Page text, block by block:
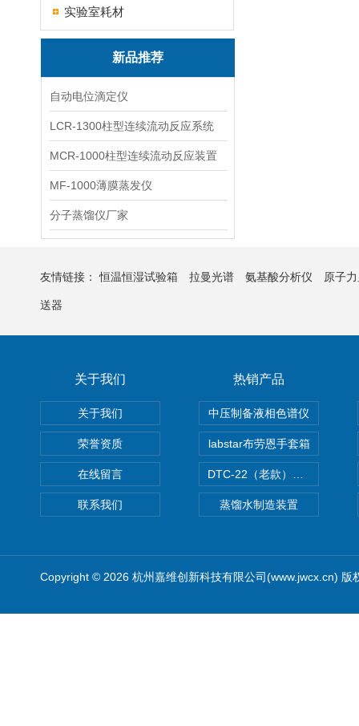
实验室耗材
新品推荐
自动电位滴定仪
LCR-1300柱型连续流动反应系统
MCR-1000柱型连续流动反应装置
MF-1000薄膜蒸发仪
分子蒸馏仪厂家
友情链接：恒温恒湿试验箱 拉曼光谱 氨基酸分析仪 原子
送器
关于我们
关于我们
荣誉资质
在线留言
联系我们
热销产品
中压制备液相色谱仪
labstar布劳恩手套箱
蒸馏水制造装置
Copyright © 2026 杭州嘉维创新科技有限公司(www.jwcx.cn) 版